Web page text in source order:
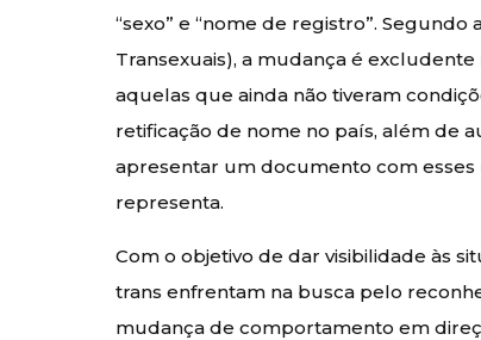
“sexo” e “nome de registro”. Segundo
Transexuais), a mudança é
aquelas que ainda não tiveram
retificação de nome no país, além de
apresentar um documento com esses
representa.
Com o objetivo de dar visibilidade às
trans enfrentam na busca pelo
mudança de comportamento em